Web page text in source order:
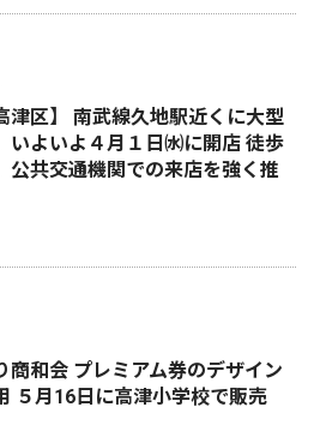
津区】 南武線久地駅近くに大型
いよいよ４月１日㈬に開店 徒歩
公共交通機関での来店を強く推
商和会 プレミアム券のデザイン
５月16日に高津小学校で販売